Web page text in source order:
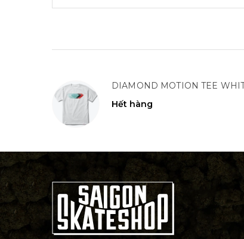
DIAMOND MOTION TEE
Hết hàng